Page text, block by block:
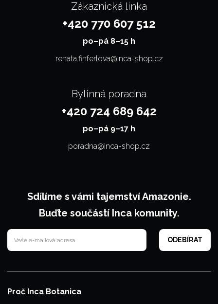
Zákaznická linka
+420 770 607 512
po–⁠⁠⁠⁠⁠⁠pá 8–15 h
renata.finferlova@inca-shop.cz
Bylinná poradna
+420 724 689 642
po–⁠⁠⁠⁠⁠⁠pá 9–17 h
poradna@inca-shop.cz
Sdílíme s vámi tajemství Amazonie.
Buďte součástí Inca komunity.
Proč Inca Botanica